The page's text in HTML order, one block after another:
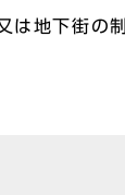
は地下街の